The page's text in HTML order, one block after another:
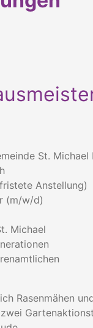
St.
Anstellung)
(m/w/d)
Michael
Rasenmähen